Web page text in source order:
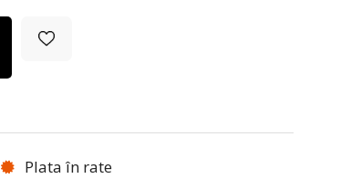
Plata în rate